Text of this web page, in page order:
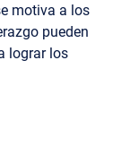
motiva a los
pueden
lograr los